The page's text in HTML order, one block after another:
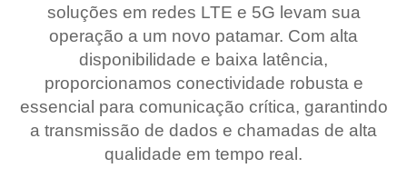
soluções em redes LTE e 5G levam sua
operação a um novo patamar. Com alta
disponibilidade e baixa latência,
proporcionamos conectividade robusta e
essencial para comunicação crítica, garantindo
a transmissão de dados e chamadas de alta
qualidade em tempo real.